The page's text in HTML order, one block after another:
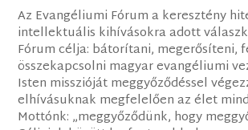
Az Evangéliumi Fórum a keresztény
intellektuális kihívásokra adott
Fórum célja: bátorítani, megerősíteni,
összekapcsolni magyar evangéliumi
Isten misszióját meggyőződéssel
elhívásuknak megfelelően az élet
Mottónk: „meggyőződünk, hogy